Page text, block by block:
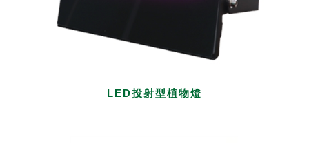
LED投射型植物燈